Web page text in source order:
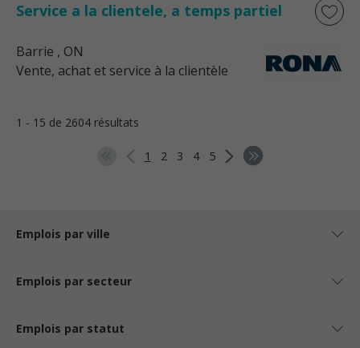
Service a la clientele, a temps partiel
Barrie , ON
Vente, achat et service à la clientèle
1 - 15 de 2604 résultats
1 2 3 4 5
Emplois par ville
Emplois par secteur
Emplois par statut